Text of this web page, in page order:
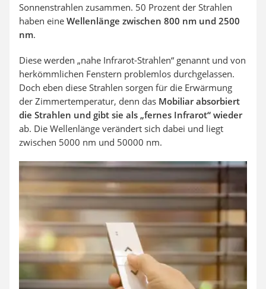
Sonnenstrahlen zusammen. 50 Prozent der Strahlen
haben eine Wellenlänge zwischen 800 nm und 2500
nm.
Diese werden „nahe Infrarot-Strahlen“ genannt und von
herkömmlichen Fenstern problemlos durchgelassen.
Doch eben diese Strahlen sorgen für die Erwärmung
der Zimmertemperatur, denn das Mobiliar absorbiert
die Strahlen und gibt sie als „fernes Infrarot“ wieder
ab. Die Wellenlänge verändert sich dabei und liegt
zwischen 5000 nm und 50000 nm.